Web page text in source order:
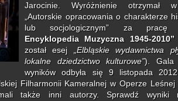
Jarocinie. Wyróżnienie otrzymał
„Autorskie opracowania o charakterze
lub socjologicznym” za
Encyklopedia Muzyczna 1945-2010”
został esej
„Elbląskie wydawnictwa
lokalne dziedzictwo kulturowe”). Gala
wyników odbyła się 9 listopada
Filharmonii Kameralnej w Operze Leśnej
także inni autorzy. Sprawdź wyniki